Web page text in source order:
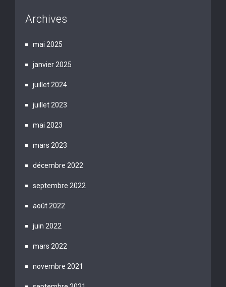
Archives
mai 2025
janvier 2025
juillet 2024
juillet 2023
mai 2023
mars 2023
décembre 2022
septembre 2022
août 2022
juin 2022
mars 2022
novembre 2021